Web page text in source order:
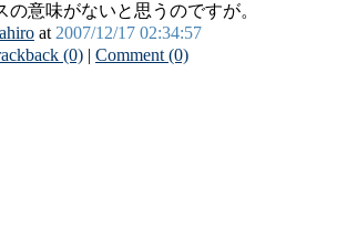
の意味がないと思うのですが。
at 2007/12/17 02:34:57
(0)| Comment (0)